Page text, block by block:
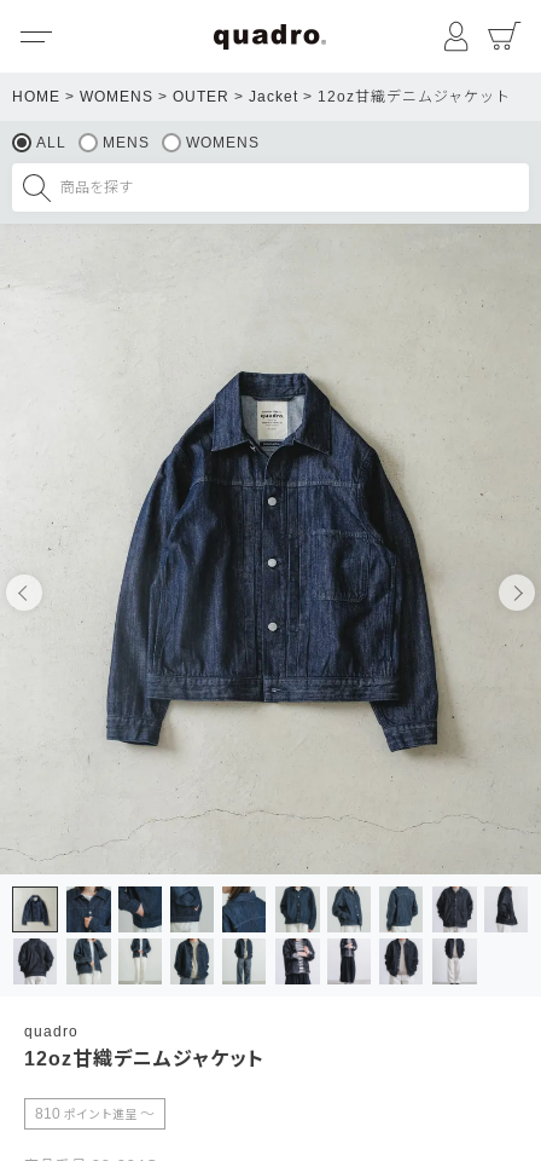
マイペ
HOME WOMENS OUTER Jacket 12oz甘織デニムジャケット
ALL MENS WOMENS
quadro
12oz甘織デニムジャケット
810 ポイント進呈 〜